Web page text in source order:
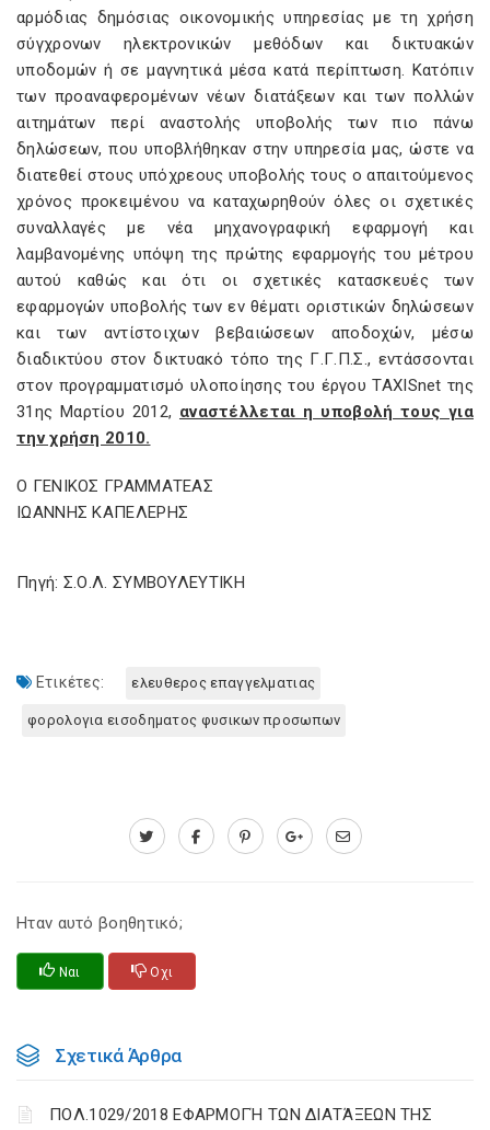
αρμόδιας δημόσιας οικονομικής υπηρεσίας με τη χρήση
σύγχρονων ηλεκτρονικών μεθόδων και δικτυακών
υποδομών ή σε μαγνητικά μέσα κατά περίπτωση. Κατόπιν
των προαναφερομένων νέων διατάξεων και των πολλών
αιτημάτων περί αναστολής υποβολής των πιο πάνω
δηλώσεων, που υποβλήθηκαν στην υπηρεσία μας, ώστε να
διατεθεί στους υπόχρεους υποβολής τους ο απαιτούμενος
χρόνος προκειμένου να καταχωρηθούν όλες οι σχετικές
συναλλαγές με νέα μηχανογραφική εφαρμογή και
λαμβανομένης υπόψη της πρώτης εφαρμογής του μέτρου
αυτού καθώς και ότι οι σχετικές κατασκευές των
εφαρμογών υποβολής των εν θέματι οριστικών δηλώσεων
και των αντίστοιχων βεβαιώσεων αποδοχών, μέσω
διαδικτύου στον δικτυακό τόπο της Γ.Γ.Π.Σ., εντάσσονται
στον προγραμματισμό υλοποίησης του έργου TAXISnet της
31ης Μαρτίου 2012, αναστέλλεται η υποβολή τους για
την χρήση 2010.
Ο ΓΕΝΙΚΟΣ ΓΡΑΜΜΑΤΕΑΣ
ΙΩΑΝΝΗΣ ΚΑΠΕΛΕΡΗΣ
Πηγή: Σ.Ο.Λ. ΣΥΜΒΟΥΛΕΥΤΙΚΗ
Ετικέτες: ελευθερος επαγγελματιας
φορολογια εισοδηματος φυσικων προσωπων
Ηταν αυτό βοηθητικό;
Ναι Οχι
Σχετικά Άρθρα
ΠΟΛ.1029/2018 ΕΦΑΡΜΟΓΉ ΤΩΝ ΔΙΑΤΆΞΕΩΝ ΤΗΣ